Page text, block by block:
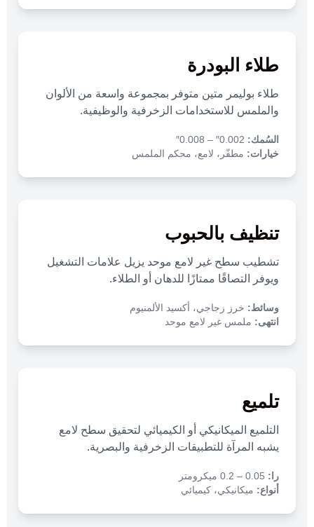
طلاء البودرة
طلاء بوليمر متين متوفر بمجموعة واسعة من الألوان
والملمس للاستخدامات الزخرفية والوظيفية.
السُمك:0.002″ – 0.008″
خيارات:مطفّر، لامع، محكم الملمس
تنظيف بالحبوب
تشطيب سطح غير لامع موحد يزيل علامات التشغيل
ويوفر التصاقًا ممتازًا للدهان أو الطلاء.
وسائط:خرز زجاجي، أكسيد الألمنيوم
انتهى:ملمس غير لامع موحد
تلميع
التلميع الميكانيكي أو الكيميائي لتحقيق سطح لامع
يشبه المرآة للتطبيقات الزخرفية والبصرية.
را: 0.05 – 0.2 ميكرومتر
أنواع:ميكانيكي، كيميائي